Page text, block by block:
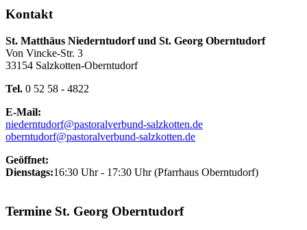
Kontakt
St. Matthäus Niederntudorf und St. Georg Oberntudorf
Von Vincke-Str. 3
33154 Salzkotten-Oberntudorf
Tel. 0 52 58 - 4822
E-Mail:
niederntudorf@pastoralverbund-salzkotten.de
oberntudorf@pastoralverbund-salzkotten.de
Geöffnet:
Dienstags:16:30 Uhr - 17:30 Uhr (Pfarrhaus Oberntudorf)
Termine St. Georg Oberntudorf